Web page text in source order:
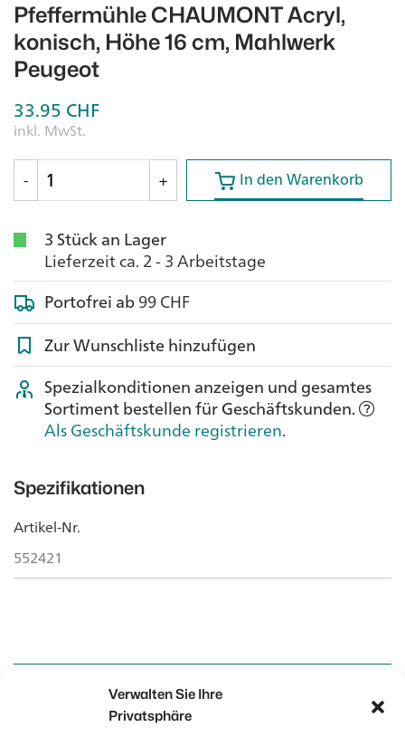
Verwalten Sie Ihre
Privatsphäre
Pfeffermühle CHAUMONT Acryl,
konisch, Höhe 16 cm, Mahlwerk
Peugeot
33.95 CHF
inkl. MwSt.
-
+ In den Warenkorb
In den Warenkorb
3 Stück an Lager
Lieferzeit ca. 2 - 3 Arbeitstage
Portofrei ab99 CHF
Zur Wunschliste hinzufügen
Spezialkonditionen anzeigen und gesamtes
Sortiment bestellen für Geschäftskunden.
Als Geschäftskunde registrieren.
Spezifikationen
Artikel-Nr.
552421
Kontakt
Kontakt